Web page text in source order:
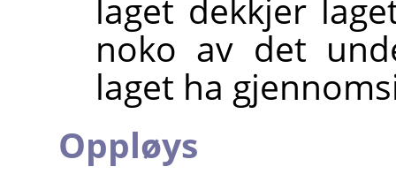
laget dekkjer
noko av det
laget ha
Oppløys